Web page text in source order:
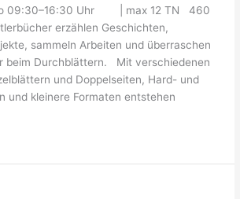
09:30–16:30 Uhr | max 12 TN 460
erzählen Geschichten,
sammeln Arbeiten und überraschen
beim Durchblättern. Mit verschiedenen
und Doppelseiten, Hard- und
und kleinere Formaten entstehen